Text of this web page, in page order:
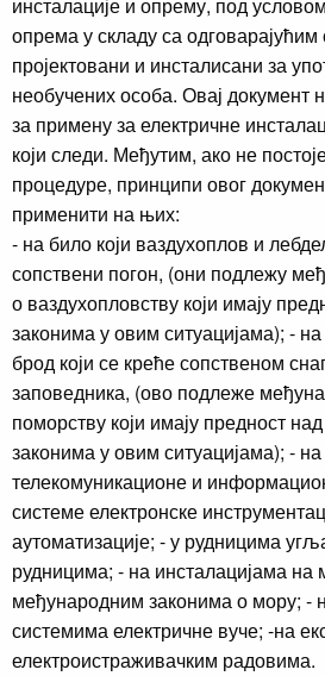
опрема у складу са
пројектовани и инсталисани за
необучених особа. Овај документ
за примену за електричне
који следи. Међутим, ако не
процедуре, принципи овог
применити на њих:
- на било који ваздухоплов и
сопствени погон, (они подлежу
о ваздухопловству који имају
законима у овим ситуацијама); -
брод који се креће сопственом
заповедника, (ово подлеже
поморству који имају предност
законима у овим ситуацијама); -
телекомуникационе и
системе електронске
аутоматизације; - у рудницима
рудницима; - на инсталацијама на
међународним законима о мору; -
системима електричне вуче; -на
електроистраживачким радовима.